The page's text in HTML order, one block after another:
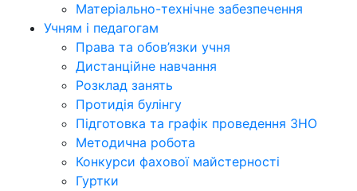
Матеріально-технічне забезпечення
Учням і педагогам
Права та обов’язки учня
Дистанційне навчання
Розклад занять
Протидія булінгу
Підготовка та графік проведення ЗНО
Методична робота
Конкурси фахової майстерності
Гуртки